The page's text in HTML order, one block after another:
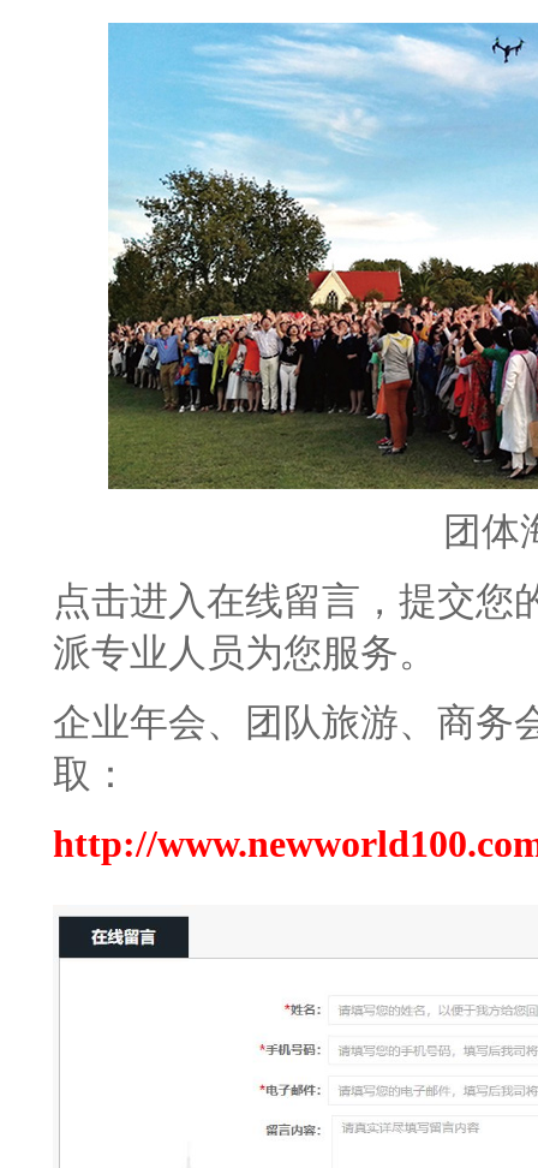
团体
点击进入在线留言，提交您
派专业人员为您服务。
企业年会、团队旅游、商务
取：
http://